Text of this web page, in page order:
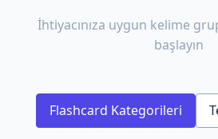
İhtiyacınıza uygun kelime
başlayın
Flashcard Kategorileri